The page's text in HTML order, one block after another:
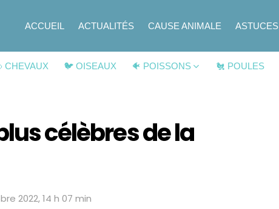
ACCUEIL ACTUALITÉS CAUSE ANIMALE ASTUCES
CHEVAUX 🐦 OISEAUX 🐠 POISSONS 🐔 POULES
célèbres de la
2022, 14 h 07 min